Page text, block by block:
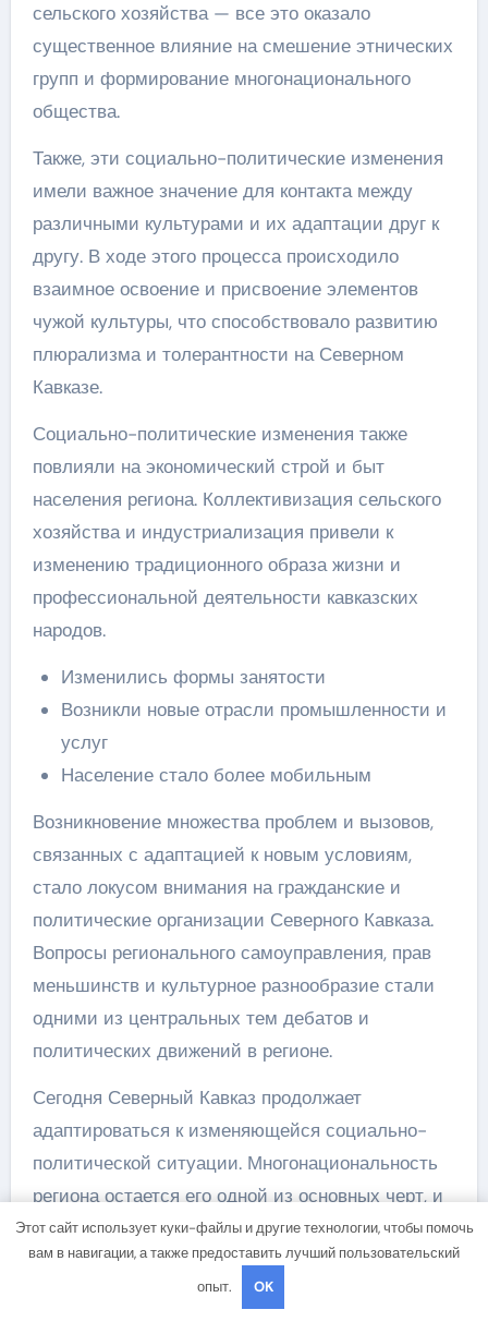
сельского хозяйства — все это оказало
существенное влияние на смешение этнических
групп и формирование многонационального
общества.
Также, эти социально-политические изменения
имели важное значение для контакта между
различными культурами и их адаптации друг к
другу. В ходе этого процесса происходило
взаимное освоение и присвоение элементов
чужой культуры, что способствовало развитию
плюрализма и толерантности на Северном
Кавказе.
Социально-политические изменения также
повлияли на экономический строй и быт
населения региона. Коллективизация сельского
хозяйства и индустриализация привели к
изменению традиционного образа жизни и
профессиональной деятельности кавказских
народов.
Изменились формы занятости
Возникли новые отрасли промышленности и
услуг
Население стало более мобильным
Возникновение множества проблем и вызовов,
связанных с адаптацией к новым условиям,
стало локусом внимания на гражданские и
политические организации Северного Кавказа.
Вопросы регионального самоуправления, прав
меньшинств и культурное разнообразие стали
одними из центральных тем дебатов и
политических движений в регионе.
Сегодня Северный Кавказ продолжает
адаптироваться к изменяющейся социально-
политической ситуации. Многонациональность
региона остается его одной из основных черт, и
дальнейшая адаптация культурных групп их
процессами включения и сотрудничества
является важным заданием для развития
Этот сайт использует куки-файлы и другие технологии, чтобы помочь
вам в навигации, а также предоставить лучший пользовательский
опыт.
OK